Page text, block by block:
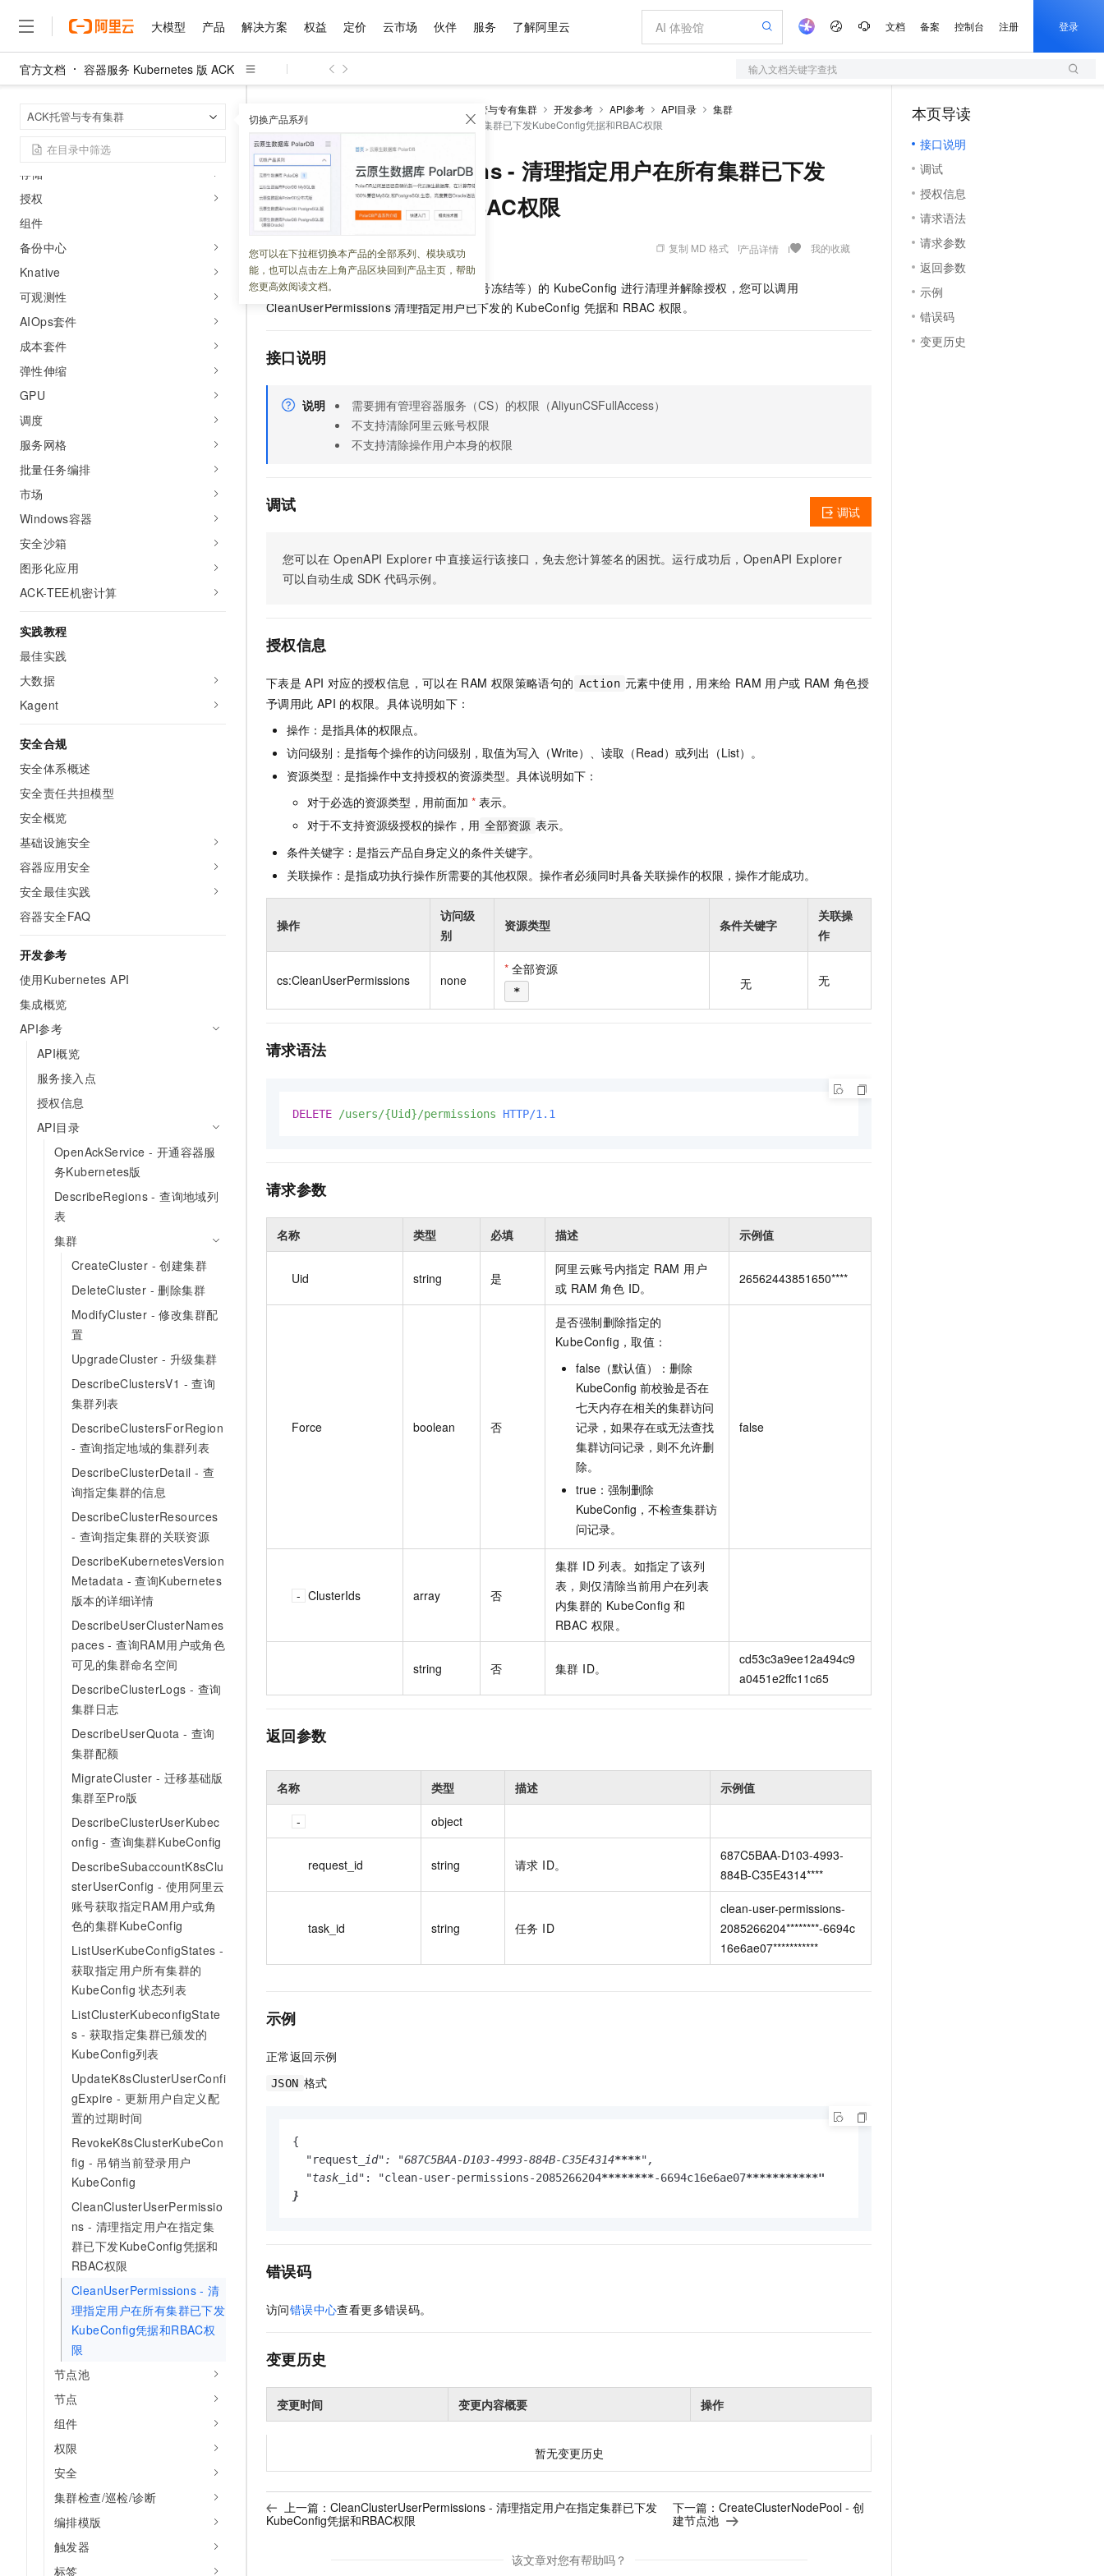
大模型 产品 解决方案 权益 定价 云市场 伙伴 服务 了解阿里云 文档 备案 控制台 注册 登录
官方文档 容器服务 Kubernetes 版 ACK 输入文档关键字查找
ACK托管与专有集群 切换产品系列
您可以在下拉框切换本产品的全部系列、模块或功
能，也可以点击左上角产品区块回到产品主页，帮助
您更高效阅读文档。
操作指南
集群
工作负载
网络
存储
授权
组件
备份中心
Knative
可观测性
AIOps套件
成本套件
弹性伸缩
GPU
调度
服务网格
批量任务编排
市场
Windows容器
安全沙箱
图形化应用
ACK-TEE机密计算
实践教程
最佳实践
大数据
Kagent
安全合规
安全体系概述
安全责任共担模型
安全概览
基础设施安全
容器应用安全
安全最佳实践
容器安全FAQ
开发参考
使用Kubernetes API
集成概览
API参考
API概览
服务接入点
授权信息
API目录
OpenAckService - 开通容器服
务Kubernetes版
DescribeRegions - 查询地域列
表
集群
CreateCluster - 创建集群
DeleteCluster - 删除集群
ModifyCluster - 修改集群配
置
UpgradeCluster - 升级集群
DescribeClustersV1 - 查询
集群列表
DescribeClustersForRegion
- 查询指定地域的集群列表
DescribeClusterDetail - 查
询指定集群的信息
DescribeClusterResources
- 查询指定集群的关联资源
DescribeKubernetesVersion
Metadata - 查询Kubernetes
版本的详细详情
DescribeUserClusterNames
paces - 查询RAM用户或角色
可见的集群命名空间
DescribeClusterLogs - 查询
集群日志
DescribeUserQuota - 查询
集群配额
MigrateCluster - 迁移基础版
集群至Pro版
DescribeClusterUserKubec
onfig - 查询集群KubeConfig
DescribeSubaccountK8sClu
sterUserConfig - 使用阿里云
账号获取指定RAM用户或角
色的集群KubeConfig
ListUserKubeConfigStates -
获取指定用户所有集群的
KubeConfig 状态列表
ListClusterKubeconfigState
s - 获取指定集群已颁发的
KubeConfig列表
UpdateK8sClusterUserConfi
gExpire - 更新用户自定义配
置的过期时间
RevokeK8sClusterKubeCon
fig - 吊销当前登录用户
KubeConfig
CleanClusterUserPermissio
ns - 清理指定用户在指定集
群已下发KubeConfig凭据和
RBAC权限
CleanUserPermissions - 清
理指定用户在所有集群已下发
KubeConfig凭据和RBAC权
限
节点池
节点
组件
权限
安全
集群检查/巡检/诊断
编排模版
触发器
标签
ACK托管与专有集群 开发参考 API参考 API目录
集群
CleanUserPermissions - 清理指定用户在所有集群已下发KubeConfig凭据和RBAC权限
CleanUserPermissions - 清理指定用户在所有集群已下发
KubeConfig凭据和RBAC权限
更新时间：2026-03-26 10:44:55 复制 MD 格式 产品详情 我的收藏
如果您想针对部分风险用户（已离职、账号冻结等）的 KubeConfig 进行清理并解除授权，您可以调用
CleanUserPermissions 清理指定用户已下发的 KubeConfig 凭据和 RBAC 权限。
接口说明
说明
需要拥有管理容器服务（CS）的权限（AliyunCSFullAccess）
不支持清除阿里云账号权限
不支持清除操作用户本身的权限
调试
您可以在 OpenAPI Explorer 中直接运行该接口，免去您计算签名的困扰。运行成功后，OpenAPI Explorer
可以自动生成 SDK 代码示例。
调试
授权信息
下表是 API 对应的授权信息，可以在 RAM 权限策略语句的 Action 元素中使用，用来给 RAM 用户或 RAM 角色授
予调用此 API 的权限。具体说明如下：
操作：是指具体的权限点。
访问级别：是指每个操作的访问级别，取值为写入（Write）、读取（Read）或列出（List）。
资源类型：是指操作中支持授权的资源类型。具体说明如下：
对于必选的资源类型，用前面加 * 表示。
对于不支持资源级授权的操作，用 全部资源 表示。
条件关键字：是指云产品自身定义的条件关键字。
关联操作：是指成功执行操作所需要的其他权限。操作者必须同时具备关联操作的权限，操作才能成功。
操作
访问级
别
资源类型 条件关键字
关联操
作
cs:CleanUserPermissions none
* 全部资源
* 无 无
请求语法
DELETE /users/{Uid}/permissions HTTP/1.1
请求参数
名称 类型 必填 描述 示例值
Uid string 是
阿里云账号内指定 RAM 用户
或 RAM 角色 ID。
26562443851650****
Force boolean 否
是否强制删除指定的
KubeConfig，取值：
false（默认值）：删除
KubeConfig 前校验是否在
七天内存在相关的集群访问
记录，如果存在或无法查找
集群访问记录，则不允许删
除。
true：强制删除
KubeConfig，不检查集群访
问记录。
false
ClusterIds array 否
集群 ID 列表。如指定了该列
表，则仅清除当前用户在列表
内集群的 KubeConfig 和
RBAC 权限。
string 否 集群 ID。
cd53c3a9ee12a494c9
a0451e2ffc11c65
返回参数
名称 类型 描述 示例值
object
request_id string 请求 ID。
687C5BAA-D103-4993-
884B-C35E4314****
task_id string 任务 ID
clean-user-permissions-
2085266204********-6694c
16e6ae07***********
示例
正常返回示例
JSON 格式
{
  "request
_id": "687C5BAA-D103-4993-884B-C35E4314****",
  "task_
id": "clean-user-permissions-2085266204********-6694c16e6ae07***********"
}
错误码
访问错误中心查看更多错误码。
变更历史
变更时间 变更内容概要 操作
暂无变更历史
上一篇： CleanClusterUserPermissions - 清理指定用户在指定集群已下发
KubeConfig凭据和RBAC权限
下一篇：CreateClusterNodePool - 创
建节点池
该文章对您有帮助吗？
本页导读
接口说明
调试
授权信息
请求语法
请求参数
返回参数
示例
错误码
变更历史
大模型
千问官方 MaaS 平台，为开发者和 Agent 而生，新用户赠送 1 亿 + tokens 额度
大模型服务平台百炼
大模型
文本生成
Qwen3.8-Max HOT
智能体时代全能旗舰模型
Qwen3.7-Plus
Qwen3-VL-Plus
Kimi 最新旗舰模型，长程编程与推理利器
Deepseek-v4-pro
HappyHorse-1.1-T2V
语音识别与合成
Qwen3-TTS-Flash
Happy 系列大模型
AI 应用构建
大模型解决方案
快速部署 Dify，高效搭建 AI 应用
依托云原生高可用架构,实现Dify私有化部署
10 分钟在聊天系统中增加一个 AI 助手
在企业官网、通讯软件中为客户提供 AI 客服
10分钟微调：让0.6B模型媲美235B模型
即刻拥有 DeepSeek-R1 满血版
多种方案随心选，轻松解锁专属 DeepSeek
多模态数据信息提取
超强辅助，Bolt.diy 一步搞定创意建站
产品
精选产品
人工智能与机器学习
计算
存储
网络与CDN
中间件
数据库
大数据计算
媒体服务
企业服务与云通信
域名与网站
Serverless
开发工具
专有云
精选产品
大模型服务平台百炼
大模型服务与应用平台
千问大模型
多元化、高性能、安全可靠的大模型服务
无影云电脑
随时随地安全接入的云上超级电脑
云解析DNS
面向分析的企业级SaaS模式云数据仓库
域名与网站
对象存储 OSS
一站式AI开发、训练和推理服务
Qoder CN
基于千问大模型等，支持代码智能生成、研发智能问答
云数据库 RDS
面向真实软件的智能体编程平台
云原生数据库 PolarDB
轻量应用服务器
数字证书管理服务（原SSL证书）
实现全站HTTPS，呈现可信的WEB访问
短信服务
大数据开发治理平台 DataWorks
解决方案
精选解决方案
AI
互联网应用开发
现代化应用
安全
可观测
上云与迁云
政企业务
精选解决方案
千问办公，解锁你的工作新方式
企业级Agent产品，直接交付可用成果
Agency Agents：拥有专属领域专家
多领域专家智能体,一键组建 AI 虚拟交付团队
HappyHorse 打造一站式影视创作平台
快速拥有专属 OpenClaw
睿译宝，AI翻译排版一步到位 NEW
GLM-5.2：长任务时代开源旗舰模型
自主进化，持久记忆，越用越聪明
Claude Code + GStack 打造工程团队
安装技能 GStack，拥有专属 AI 工程团队
即刻拥有 DeepSeek-V4-Pro
从聊天伙伴进化为能主动干活的本地数字员工
低代码高效构建企业门户网站
一句话生成原生可编辑精美 PPT 文稿
输入一句话想法, 轻松生成专业的 PPT
一键部署幻兽帕鲁游戏服务器
一键购买专属联机服务器，轻松开启游戏
漫剧工坊：一站式动画创作平台
快速生产连贯的高质量长漫剧
10 分钟搭建微信、支付宝小程序
高效部署网站，快速应用到小程序
权益 普惠上云
普惠上云 官方力荐
云服务器38元/年起，超值低价云产品抢先购
官方推荐返现计划
推荐新用户得奖励，单订单最高返9万
云工开物
高校专属算力普惠，学生认证享300元代金券
免费试用
最高领取价值200元试用点，立即开启云上创新
1亿+ 大模型 tokens 和 30+ 款产品免费体验
140+云产品 免费试用
产品新客免费试用，最长12个月
助力企业全员 AI 认知与能力提升
AI 特惠
智启 AI 普惠权益
阿里云 OPC 创新助力计划
至高百万元 Token 补贴，加速一人公司成长
Qwen3.8-Max 首发尝鲜，限时加量 10 倍，夜间低至2折
千问办公，限时限量积分加倍
你的AI工作搭子，覆盖日常办公高频场景
夜间 5 折，Qwen/Meoo/TokenPlan 客户专享
AI 场景体验
AI 电商营销
图文、视频一站生成，高效打造优质广告素材
AI 建站
0 代码专业建站，无忧落地极速上线
AI 活动
AI 生产力先锋
先锋实践拓展 AI 生产力的边界
飞天发布时刻
所见，即是所愿
AI 实训营
从基础到进阶，Agent 创客手把手教你
创新加速
覆盖90%+业务场景，专享组合折扣价
定价 产品定价
了解云产品的定价详情
云上成本管理
管理和优化成本
价格计算器
自助选配和估算价格
价格优势
推动算力普惠，释放技术红利
配置报价器
阿里云 OPC 创新助力计划
Token 补贴，五大权
益加速 OPC 成功
云市场 精选商城
网站建设
多端小程序
Salesforce 国际版订阅
友盟天域
观测云
Tuya 物联网平台阿里云版
蓝凌 OA
畅捷通
AI空中课堂在线直播课堂（旗舰版）
生态解决方案
行业生态解决方案
AI 开发和 AI 应用解决方案
数据与 API
数据集
身份实名认证
短信
OCR 文字识别
发票查验
天气预报查询
ERP
CRM
广告营销
基础软件
宝塔 Linux
CentOS
JAVA
操作系统
模板小程序
专业服务
公司注册
上云迁移
代维服务
伙伴 成为销售伙伴
分销伙伴
咨询伙伴
销售伙伴合作计划
Salesforce On Alibaba Cloud
Consulting Partner 合作计划
AI 大模型销售与服务生态合作计划
成为产品伙伴
产品生态集成认证中心
产品生态伙伴工作台
产品伙伴合作计划
云存储合作计划
云网络合作计划
计划
服务伙伴合作计划
Al MaaS 服务伙伴赋能合作
伙伴信用分合作计划
更多支持
合作伙伴培训与认证
查询合作伙伴
登录合作伙伴管理后台
服务 售前咨询
在线服务
售后服务
自助服务
工单服务
短信专区
企业增值服务
企业支持计划
企业增值服务台
服务实践
创新中心
阿里云认证
全部认证
训练营
健康状态
开发者社区
镜像站
我要反馈
我要建议
我要投诉
了解阿里云 为什么选择阿里云
什么是云计算
技术领先
稳定可靠
安全合规
分析师报告
研究报告与白皮书
AI 算法大赛
云开发大赛
入门学习赛
最佳实践
云上春晚
云栖战略参考
云上的中国
金融模力时刻
客户案例
市场活动
云栖大会
魔搭 ModelScope
魔搭 ModelScope
加入我们
校园招聘